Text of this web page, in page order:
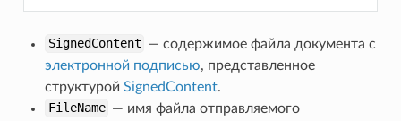
SignedContent — содержимое файла документа с
электронной подписью, представленное
структурой SignedContent.
FileName — имя файла отправляемого